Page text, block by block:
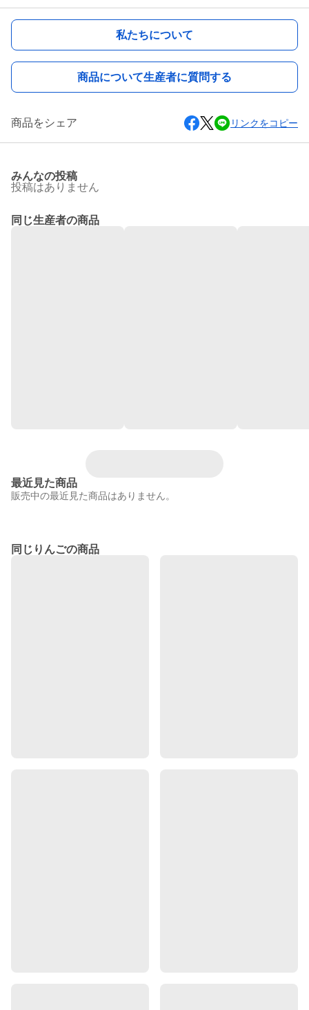
私たちについて
商品について生産者に質問する
商品をシェア リンクをコピー
みんなの投稿
投稿はありません
同じ生産者の商品
最近見た商品
販売中の最近見た商品はありません。
同じりんごの商品